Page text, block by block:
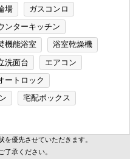
場
ガスコンロ
ンターキッチン
機能浴室
浴室乾燥機
洗面台
エアコン
ートロック
宅配ボックス
優先させていただきます。
了承ください。